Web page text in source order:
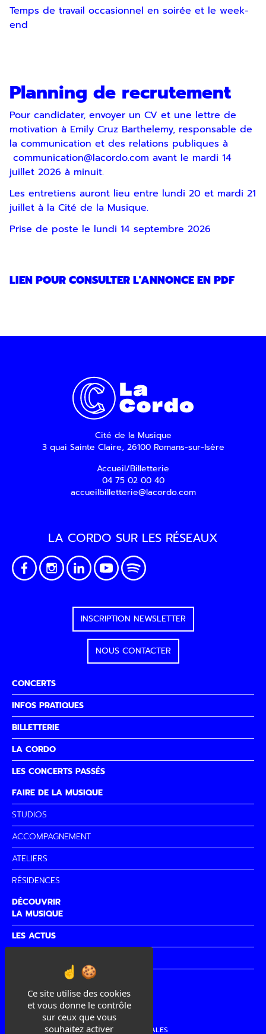
Ce site utilise des cookies
et vous donne le contrôle
sur ceux que vous
souhaitez activer
Temps de travail occasionnel en soirée et le week-
end
Planning de recrutement
Pour candidater, envoyer un CV et une lettre de
motivation à Emily Cruz Barthelemy, responsable de
la communication et des relations publiques à
communication@lacordo.com avant le mardi 14
juillet 2026 à minuit.
Les entretiens auront lieu entre lundi 20 et mardi 21
juillet à la Cité de la Musique.
Prise de poste le lundi 14 septembre 2026
LIEN POUR CONSULTER L'ANNONCE EN PDF
Cité de la Musique
3 quai Sainte Claire, 26100 Romans-sur-Isère
Accueil/Billetterie
04 75 02 00 40
accueilbilletterie@lacordo.com
CONCERTS
INFOS PRATIQUES
BILLETTERIE
LA CORDO
LES CONCERTS PASSÉS
FAIRE DE LA MUSIQUE
STUDIOS
ACCOMPAGNEMENT
ATELIERS
RÉSIDENCES
DÉCOUVRIR
LA MUSIQUE
LES ACTUS
LA MUSIQUE
LA CORDO SUR LES RÉSEAUX
INSCRIPTION NEWSLETTER
NOUS CONTACTER
MENTIONS LÉGALES